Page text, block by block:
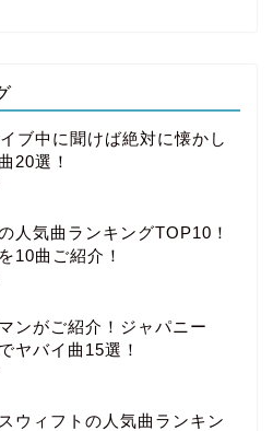
ブ中に聞けば絶対に懐かし
20選！
人気曲ランキングTOP10！
10曲ご紹介！
ンがご紹介！ジャパニー
ヤバイ曲15選！
ウィフトの人気曲ランキン